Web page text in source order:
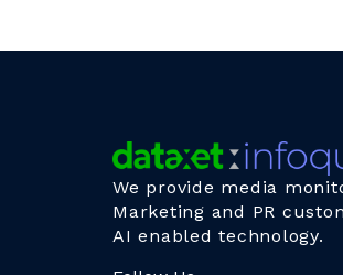
We provide media
Marketing and PR
AI enabled technology.